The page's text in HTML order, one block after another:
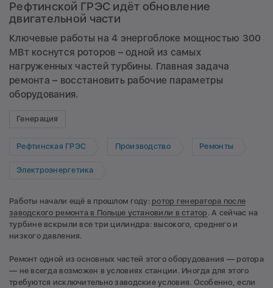
Рефтинской ГРЭС идёт обновление
двигательной части
Ключевые работы на 4 энергоблоке мощностью 300
МВт коснутся роторов – одной из самых
нагруженных частей турбины. Главная задача
ремонта – восстановить рабочие параметры
оборудования.
Генерация
Рефтинская ГРЭС Производство Ремонты
Электроэнергетика
Работы начали ещё в прошлом году: ротор генератора после
заводского ремонта в Польше установили в статор . А сейчас на
турбине вскрыли все три цилиндра: высокого, среднего и
низкого давления.
Ремонт одной из основных частей этого оборудования — ротора
— не всегда возможен в условиях станции. Иногда для этого
требуются исключительно заводские условия. Особенно, если